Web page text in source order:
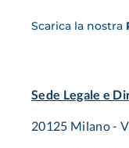
Scarica la nostra
Sede Legale e
20125 Milano -